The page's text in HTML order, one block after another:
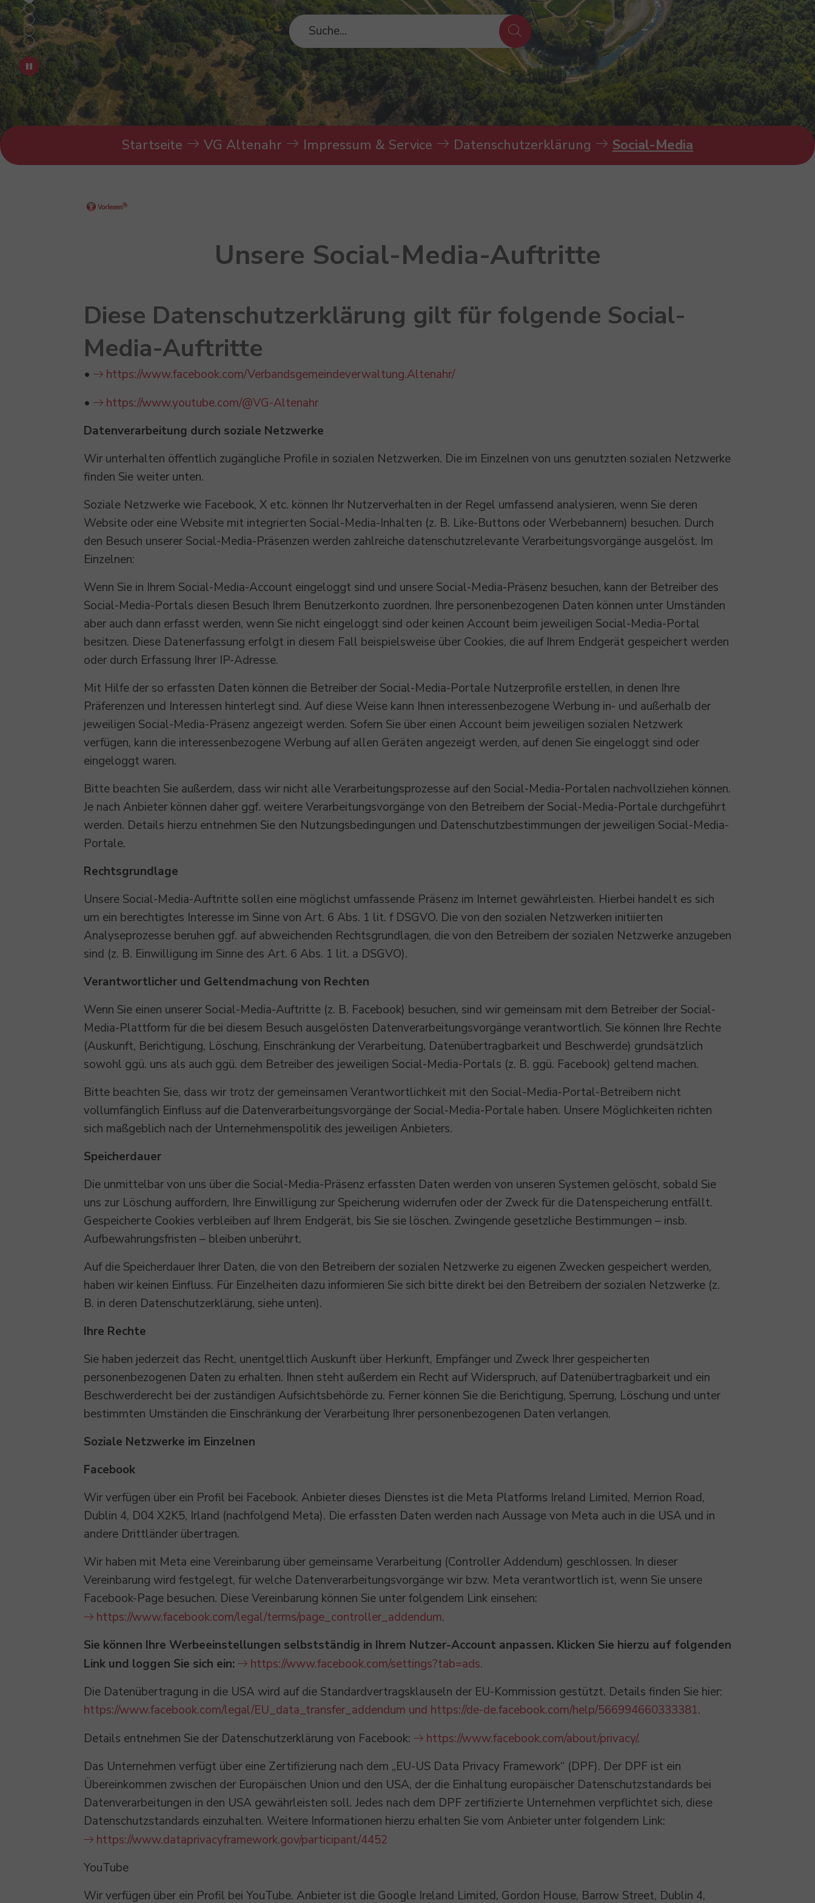
Startseite VG Altenahr Impressum & Service Datenschutzerklärung Social-Media
Unsere Social-Media-Auftritte
Diese Datenschutzerklärung gilt für folgende Social-
Media-Auftritte
•
https://www.facebook.com/Verbandsgemeindeverwaltung.Altenahr/
•
https://www.youtube.com/@VG-Altenahr
Datenverarbeitung durch soziale Netzwerke
Wir unterhalten öffentlich zugängliche Profile in sozialen Netzwerken. Die im Einzelnen von uns genutzten sozialen Netzwerke
finden Sie weiter unten.
Soziale Netzwerke wie Facebook, X etc. können Ihr Nutzerverhalten in der Regel umfassend analysieren, wenn Sie deren
Website oder eine Website mit integrierten Social-Media-Inhalten (z. B. Like-Buttons oder Werbebannern) besuchen. Durch
den Besuch unserer Social-Media-Präsenzen werden zahlreiche datenschutzrelevante Verarbeitungsvorgänge ausgelöst. Im
Einzelnen:
Wenn Sie in Ihrem Social-Media-Account eingeloggt sind und unsere Social-Media-Präsenz besuchen, kann der Betreiber des
Social-Media-Portals diesen Besuch Ihrem Benutzerkonto zuordnen. Ihre personenbezogenen Daten können unter Umständen
aber auch dann erfasst werden, wenn Sie nicht eingeloggt sind oder keinen Account beim jeweiligen Social-Media-Portal
besitzen. Diese Datenerfassung erfolgt in diesem Fall beispielsweise über Cookies, die auf Ihrem Endgerät gespeichert werden
oder durch Erfassung Ihrer IP-Adresse.
Mit Hilfe der so erfassten Daten können die Betreiber der Social-Media-Portale Nutzerprofile erstellen, in denen Ihre
Präferenzen und Interessen hinterlegt sind. Auf diese Weise kann Ihnen interessenbezogene Werbung in- und außerhalb der
jeweiligen Social-Media-Präsenz angezeigt werden. Sofern Sie über einen Account beim jeweiligen sozialen Netzwerk
verfügen, kann die interessenbezogene Werbung auf allen Geräten angezeigt werden, auf denen Sie eingeloggt sind oder
eingeloggt waren.
Bitte beachten Sie außerdem, dass wir nicht alle Verarbeitungsprozesse auf den Social-Media-Portalen nachvollziehen können.
Je nach Anbieter können daher ggf. weitere Verarbeitungsvorgänge von den Betreibern der Social-Media-Portale durchgeführt
werden. Details hierzu entnehmen Sie den Nutzungsbedingungen und Datenschutzbestimmungen der jeweiligen Social-Media-
Portale.
Rechtsgrundlage
Unsere Social-Media-Auftritte sollen eine möglichst umfassende Präsenz im Internet gewährleisten. Hierbei handelt es sich
um ein berechtigtes Interesse im Sinne von Art. 6 Abs. 1 lit. f DSGVO. Die von den sozialen Netzwerken initiierten
Analyseprozesse beruhen ggf. auf abweichenden Rechtsgrundlagen, die von den Betreibern der sozialen Netzwerke anzugeben
sind (z. B. Einwilligung im Sinne des Art. 6 Abs. 1 lit. a DSGVO).
Verantwortlicher und Geltendmachung von Rechten
Wenn Sie einen unserer Social-Media-Auftritte (z. B. Facebook) besuchen, sind wir gemeinsam mit dem Betreiber der Social-
Media-Plattform für die bei diesem Besuch ausgelösten Datenverarbeitungsvorgänge verantwortlich. Sie können Ihre Rechte
(Auskunft, Berichtigung, Löschung, Einschränkung der Verarbeitung, Datenübertragbarkeit und Beschwerde) grundsätzlich
sowohl ggü. uns als auch ggü. dem Betreiber des jeweiligen Social-Media-Portals (z. B. ggü. Facebook) geltend machen.
Bitte beachten Sie, dass wir trotz der gemeinsamen Verantwortlichkeit mit den Social-Media-Portal-Betreibern nicht
vollumfänglich Einfluss auf die Datenverarbeitungsvorgänge der Social-Media-Portale haben. Unsere Möglichkeiten richten
sich maßgeblich nach der Unternehmenspolitik des jeweiligen Anbieters.
Speicherdauer
Die unmittelbar von uns über die Social-Media-Präsenz erfassten Daten werden von unseren Systemen gelöscht, sobald Sie
uns zur Löschung auffordern, Ihre Einwilligung zur Speicherung widerrufen oder der Zweck für die Datenspeicherung entfällt.
Gespeicherte Cookies verbleiben auf Ihrem Endgerät, bis Sie sie löschen. Zwingende gesetzliche Bestimmungen – insb.
Aufbewahrungsfristen – bleiben unberührt.
Auf die Speicherdauer Ihrer Daten, die von den Betreibern der sozialen Netzwerke zu eigenen Zwecken gespeichert werden,
haben wir keinen Einfluss. Für Einzelheiten dazu informieren Sie sich bitte direkt bei den Betreibern der sozialen Netzwerke (z.
B. in deren Datenschutzerklärung, siehe unten).
Ihre Rechte
Sie haben jederzeit das Recht, unentgeltlich Auskunft über Herkunft, Empfänger und Zweck Ihrer gespeicherten
personenbezogenen Daten zu erhalten. Ihnen steht außerdem ein Recht auf Widerspruch, auf Datenübertragbarkeit und ein
Beschwerderecht bei der zuständigen Aufsichtsbehörde zu. Ferner können Sie die Berichtigung, Sperrung, Löschung und unter
bestimmten Umständen die Einschränkung der Verarbeitung Ihrer personenbezogenen Daten verlangen.
Soziale Netzwerke im Einzelnen
Facebook
Wir verfügen über ein Profil bei Facebook. Anbieter dieses Dienstes ist die Meta Platforms Ireland Limited, Merrion Road,
Dublin 4, D04 X2K5, Irland (nachfolgend Meta). Die erfassten Daten werden nach Aussage von Meta auch in die USA und in
andere Drittländer übertragen.
Wir haben mit Meta eine Vereinbarung über gemeinsame Verarbeitung (Controller Addendum) geschlossen. In dieser
Vereinbarung wird festgelegt, für welche Datenverarbeitungsvorgänge wir bzw. Meta verantwortlich ist, wenn Sie unsere
Facebook-Page besuchen. Diese Vereinbarung können Sie unter folgendem Link einsehen:
https://www.facebook.com/legal/terms/page_controller_addendum.
Sie können Ihre Werbeeinstellungen selbstständig in Ihrem Nutzer-Account anpassen. Klicken Sie hierzu auf folgenden
Link und loggen Sie sich ein:
https://www.facebook.com/settings?tab=ads.
Die Datenübertragung in die USA wird auf die Standardvertragsklauseln der EU-Kommission gestützt. Details finden Sie hier:
https://www.facebook.com/legal/EU_data_transfer_addendum und https://de-de.facebook.com/help/566994660333381.
Details entnehmen Sie der Datenschutzerklärung von Facebook:
https://www.facebook.com/about/privacy/.
Das Unternehmen verfügt über eine Zertifizierung nach dem „EU-US Data Privacy Framework“ (DPF). Der DPF ist ein
Übereinkommen zwischen der Europäischen Union und den USA, der die Einhaltung europäischer Datenschutzstandards bei
Datenverarbeitungen in den USA gewährleisten soll. Jedes nach dem DPF zertifizierte Unternehmen verpflichtet sich, diese
Datenschutzstandards einzuhalten. Weitere Informationen hierzu erhalten Sie vom Anbieter unter folgendem Link:
https://www.dataprivacyframework.gov/participant/4452
YouTube
Wir verfügen über ein Profil bei YouTube. Anbieter ist die Google Ireland Limited, Gordon House, Barrow Street, Dublin 4,